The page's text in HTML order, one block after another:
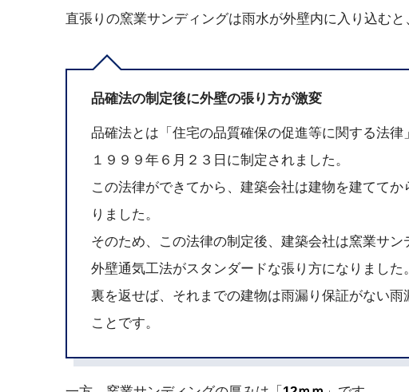
直張りの窯業サンディングは雨水が外壁内に入り込む
品確法の制定後に外壁の張り方が激変
品確法とは「住宅の品質確保の促進等に関する法律
１９９９年６月２３日に制定されました。
この法律ができてから、建築会社は建物を建てて
りました。
そのため、この法律の制定後、建築会社は窯業サ
外壁通気工法がスタンダードな張り方になりました。
裏を返せば、それまでの建物は雨漏り保証がない
ことです。